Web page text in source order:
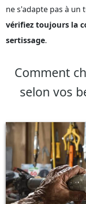
ne s'adapte pas à un
vérifiez toujours la
sertissage.
Comment
selon vos